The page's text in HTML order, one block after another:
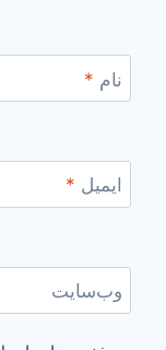
نام *
ایمیل *
وب‌سایت